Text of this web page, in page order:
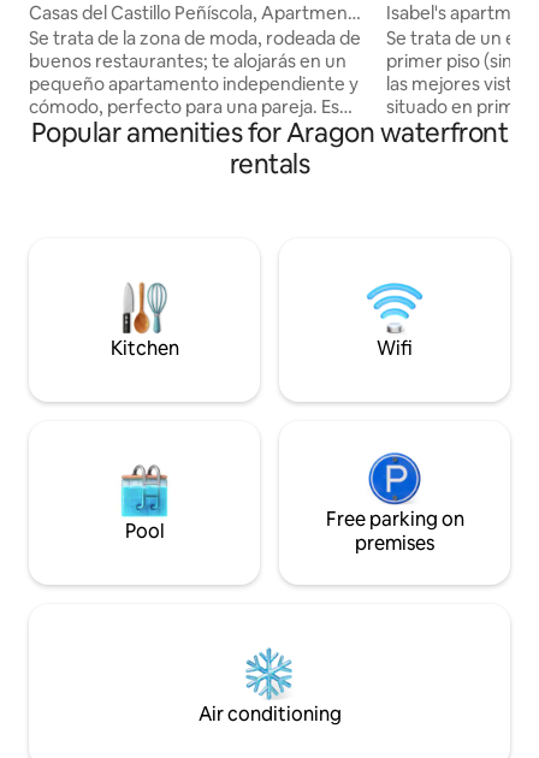
Casas del Castillo Peñíscola, Apartment
with...
Se trata de la zona de moda, rodeada de
buenos restaurantes; te alojarás en un
pequeño apartamento independiente y
cómodo, perfecto para una pareja. Es
ideal tanto si deseas visitar un
maravilloso pueblo mediterráneo, sus
playas, su Castillo, sus rutas de
(no ascensor), por lo que es ideal para
gente activa. El pequeño apartamento,
de 30 m2, con capacidad máxima para 2
huéspedes, cuenta con los siguientes
grande Queen (150 x 200), para
exterior. El espacio cuenta con 2
lámparas de lectura y armario con
5 m2, cuenta con vistas al mar, al puerto
´Irta. Dispone de mesa y sillas para
disfrutando del agradable atardecer
equipada (placa de inducción,
microondas, cafetera, batidora, nevera,
Isabel's
excellent...
Se trata de un
primer piso (sin
las mejores
situado en
del castillo. El
habitación con
un baño
comedor de
a un balcón
decorado con
en un ambiete
acondicionado. Por otro lado, cuando la
estancia sea
29/1994, de 24
Arrendamientos
Para el
Popular amenities for Aragon waterfront
rentals
Kitchen Wifi
Pool
Free parking on
premises
Air conditioning